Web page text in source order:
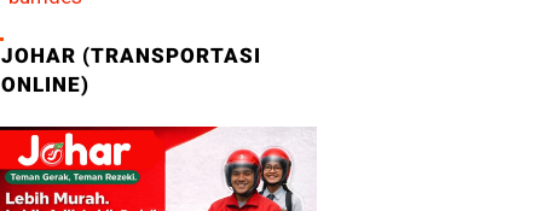
JOHAR (TRANSPORTASI
ONLINE)